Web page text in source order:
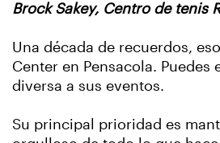
Brock Sakey, Centro de tenis
Una década de recuerdos,
Center en Pensacola.
diversa a sus eventos.
Su principal prioridad es